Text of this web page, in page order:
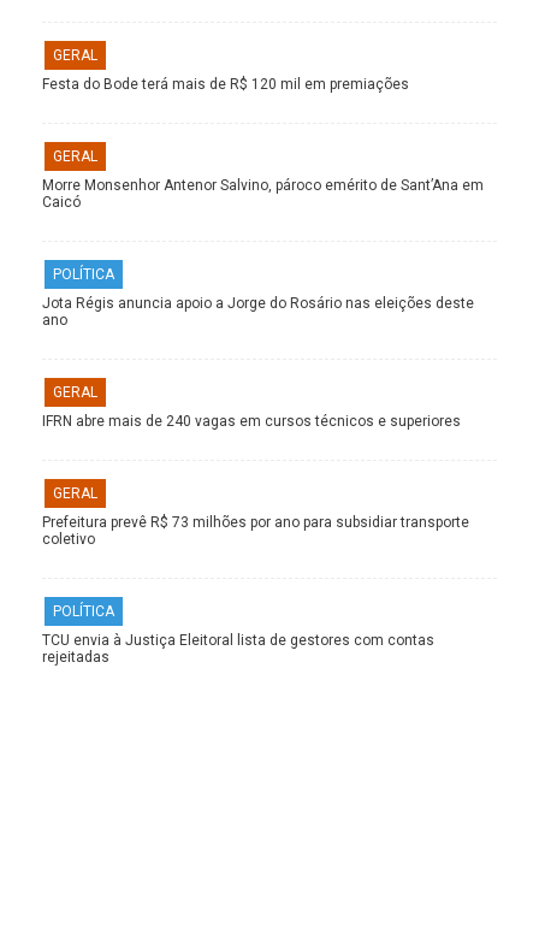
GERAL
Festa do Bode terá mais de R$ 120 mil em premiações
GERAL
Morre Monsenhor Antenor Salvino, pároco emérito de Sant’Ana em
Caicó
POLÍTICA
Jota Régis anuncia apoio a Jorge do Rosário nas eleições deste
ano
GERAL
IFRN abre mais de 240 vagas em cursos técnicos e superiores
GERAL
Prefeitura prevê R$ 73 milhões por ano para subsidiar transporte
coletivo
POLÍTICA
TCU envia à Justiça Eleitoral lista de gestores com contas
rejeitadas